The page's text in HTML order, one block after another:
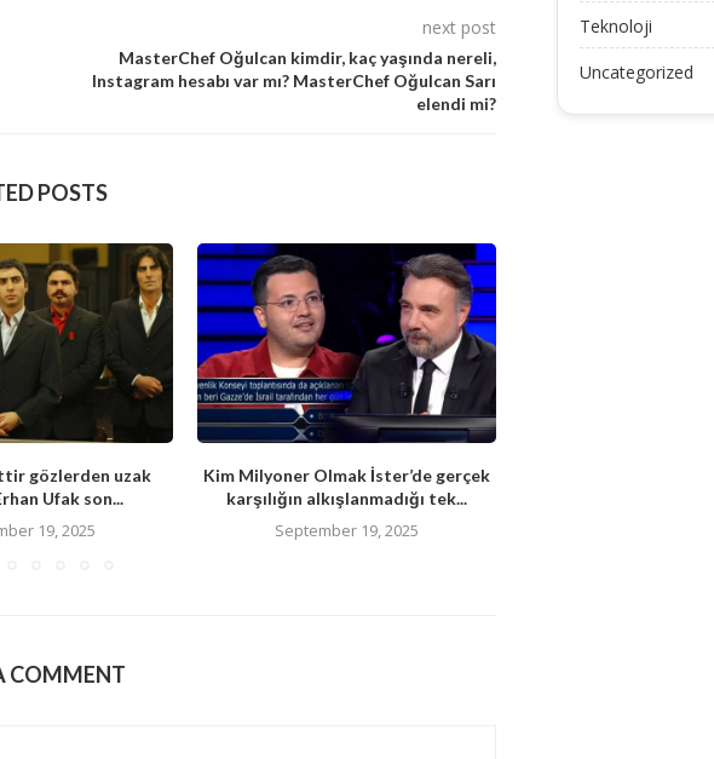
next post
MasterChef Oğulcan kimdir, kaç yaşında nereli,
Instagram hesabı var mı? MasterChef Oğulcan Sarı
elendi mi?
POSTS
gözlerden uzak
Ufak son...
19, 2025
Kim Milyoner Olmak İster’de gerçek
karşılığın alkışlanmadığı tek...
September 19, 2025
COMMENT
Teknoloji
Uncategorized